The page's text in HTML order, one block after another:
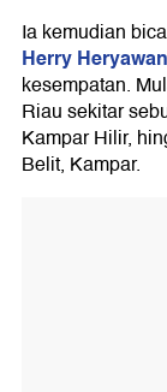
Ia kemudian
Herry Heryawan
kesempatan.
Riau sekitar
Kampar Hilir,
Belit, Kampar.